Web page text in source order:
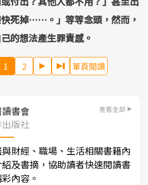
死掉……。」等等念頭，然而，
的想法產生罪責感。
1 2 單頁閱讀
讀書會 查看全部
版社
財經、職場、生活相關書籍內
及書摘，協助讀者快速閱讀書
內容。